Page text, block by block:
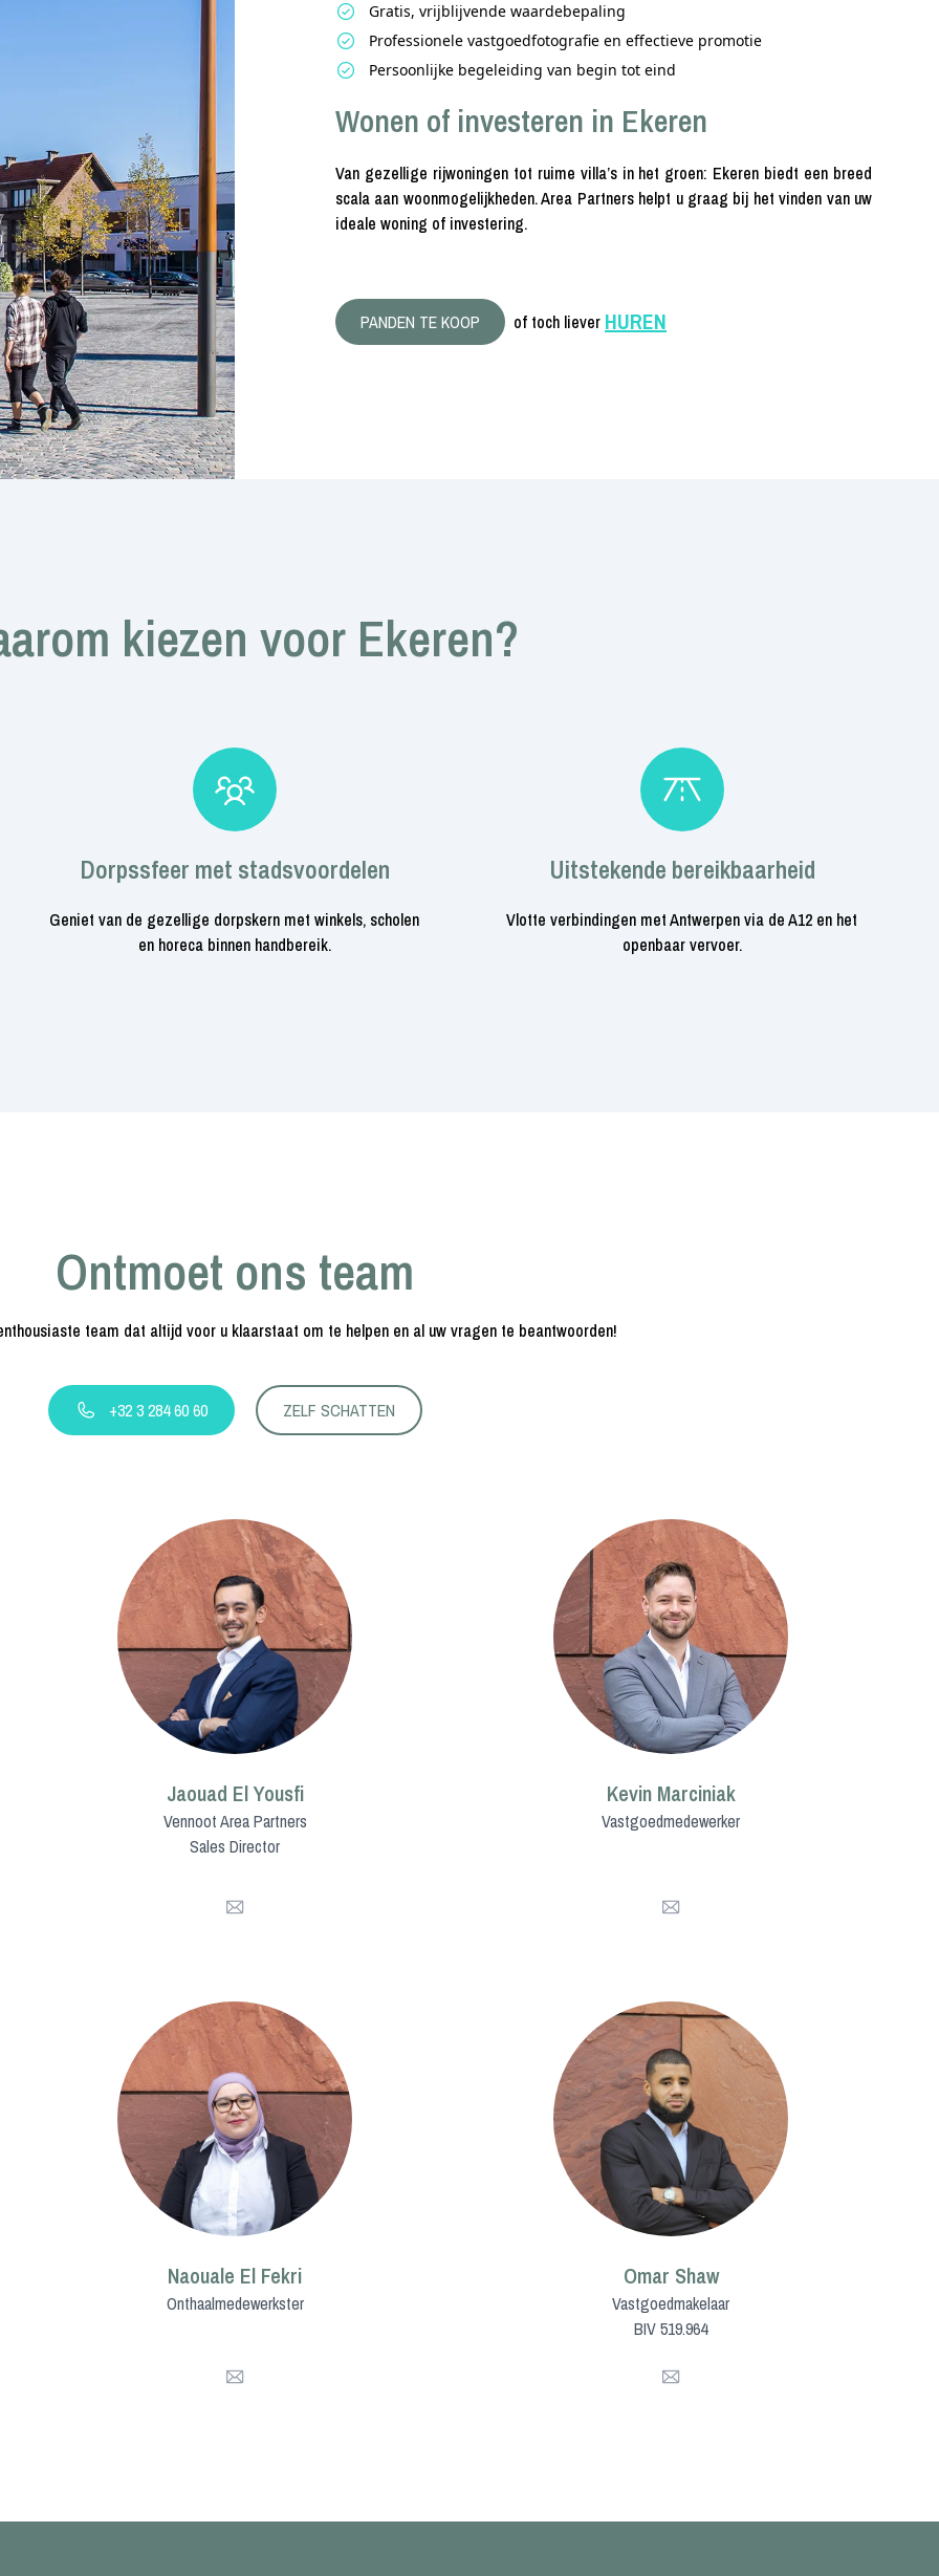
Gratis, vrijblijvende waardebepaling
Professionele vastgoedfotografie en effectieve promotie
Persoonlijke begeleiding van begin tot eind
Wonen of investeren in Ekeren
Van gezellige rijwoningen tot ruime villa’s in het groen: Ekeren biedt een breed
scala aan woonmogelijkheden. Area Partners helpt u graag bij het vinden van uw
ideale woning of investering.
PANDEN TE KOOP of toch liever HUREN
kiezen voor Ekeren?
Dorpssfeer met stadsvoordelen
Geniet van de gezellige dorpskern met winkels, scholen
en horeca binnen handbereik.
Uitstekende bereikbaarheid
Vlotte verbindingen met Antwerpen via de A12 en het
openbaar vervoer.
Ontmoet ons team
team dat altijd voor u klaarstaat om te helpen en al uw vragen te beantwoorden!
+32 3 284 60 60 ZELF SCHATTEN
Jaouad El Yousfi
Vennoot Area Partners
Sales Director
Mail
Kevin Marciniak
Vastgoedmedewerker
Mail
Naouale El Fekri
Onthaalmedewerkster
Mail
Omar Shaw
Vastgoedmakelaar
BIV 519.964
Mail